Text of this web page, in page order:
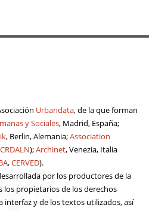
Urbandata, de la que forman
y Sociales, Madrid, España;
, Berlin, Alemania;Association
CRDALN);Archinet, Venezia, Italia
,CERVED).
por los productores de la
los propietarios de los derechos
interfaz y de los textos utilizados, así